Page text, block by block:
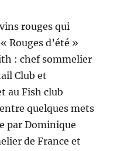
rouges qui
Rouges d’été »
: chef sommelier
Club et
au Fish club
quelques mets
par Dominique
de France et